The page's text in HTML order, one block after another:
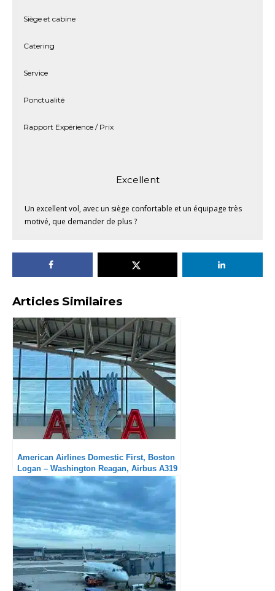
Siège et cabine
Catering
Service
Ponctualité
Rapport Expérience / Prix
Excellent
Un excellent vol, avec un siège confortable et un équipage très
motivé, que demander de plus ?
Articles Similaires
American Airlines Domestic First, Boston
Logan – Washington Reagan, Airbus A319
: Excellent en tous points